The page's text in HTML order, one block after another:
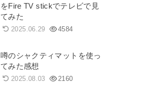
をFire TV stickでテレビで見
てみた
2025.06.29 4584
噂のシャクティマットを使っ
てみた感想
2025.08.03 2160